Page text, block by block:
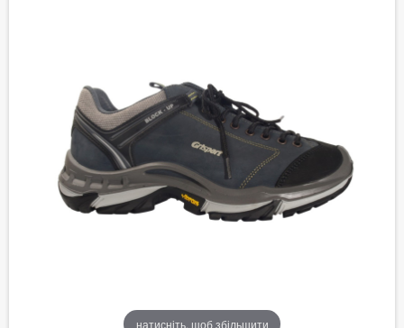
натисніть, щоб збільшити